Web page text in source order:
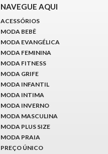
NAVEGUE AQUI
ACESSÓRIOS
MODA BEBÊ
MODA EVANGÉLICA
MODA FEMININA
MODA FITNESS
MODA GRIFE
MODA INFANTIL
MODA INTIMA
MODA INVERNO
MODA MASCULINA
MODA PLUS SIZE
MODA PRAIA
PREÇO ÚNICO